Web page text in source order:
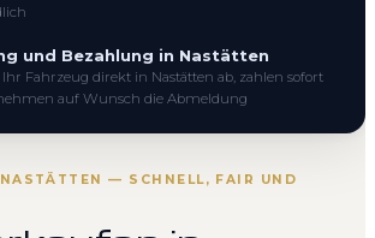
— SCHNELL, FAIR UND
und Bezahlung in Nastätten
Fahrzeug direkt in Nastätten ab, zahlen sofort
auf Wunsch die Abmeldung